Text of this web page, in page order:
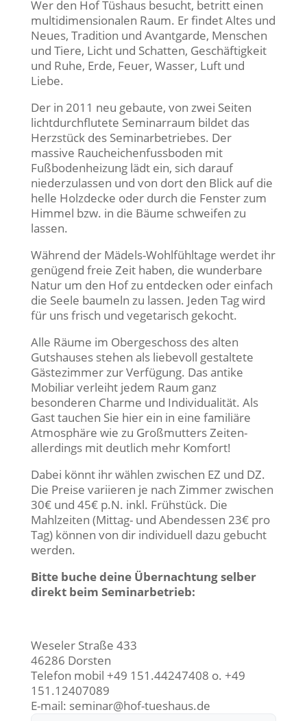
Wer den Hof Tüshaus besucht, betritt einen
multidimensionalen Raum. Er findet Altes und
Neues, Tradition und Avantgarde, Menschen
und Tiere, Licht und Schatten, Geschäftigkeit
und Ruhe, Erde, Feuer, Wasser, Luft und
Liebe.
Der in 2011 neu gebaute, von zwei Seiten
lichtdurchflutete Seminarraum bildet das
Herzstück des Seminarbetriebes. Der
massive Raucheichenfussboden mit
Fußbodenheizung lädt ein, sich darauf
niederzulassen und von dort den Blick auf die
helle Holzdecke oder durch die Fenster zum
Himmel bzw. in die Bäume schweifen zu
lassen.
Während der Mädels-Wohlfühltage werdet ihr
genügend freie Zeit haben, die wunderbare
Natur um den Hof zu entdecken oder einfach
die Seele baumeln zu lassen. Jeden Tag wird
für uns frisch und vegetarisch gekocht.
Alle Räume im Obergeschoss des alten
Gutshauses stehen als liebevoll gestaltete
Gästezimmer zur Verfügung. Das antike
Mobiliar verleiht jedem Raum ganz
besonderen Charme und Individualität. Als
Gast tauchen Sie hier ein in eine familiäre
Atmosphäre wie zu Großmutters Zeiten-
allerdings mit deutlich mehr Komfort!
Dabei könnt ihr wählen zwischen EZ und DZ.
Die Preise variieren je nach Zimmer zwischen
30€ und 45€ p.N. inkl. Frühstück. Die
Mahlzeiten (Mittag- und Abendessen 23€ pro
Tag) können von dir individuell dazu gebucht
werden.
Bitte buche deine Übernachtung selber
direkt beim Seminarbetrieb:
Weseler Straße 433
46286 Dorsten
Telefon mobil +49 151.44247408 o. +49
151.12407089
E-mail: seminar@hof-tueshaus.de